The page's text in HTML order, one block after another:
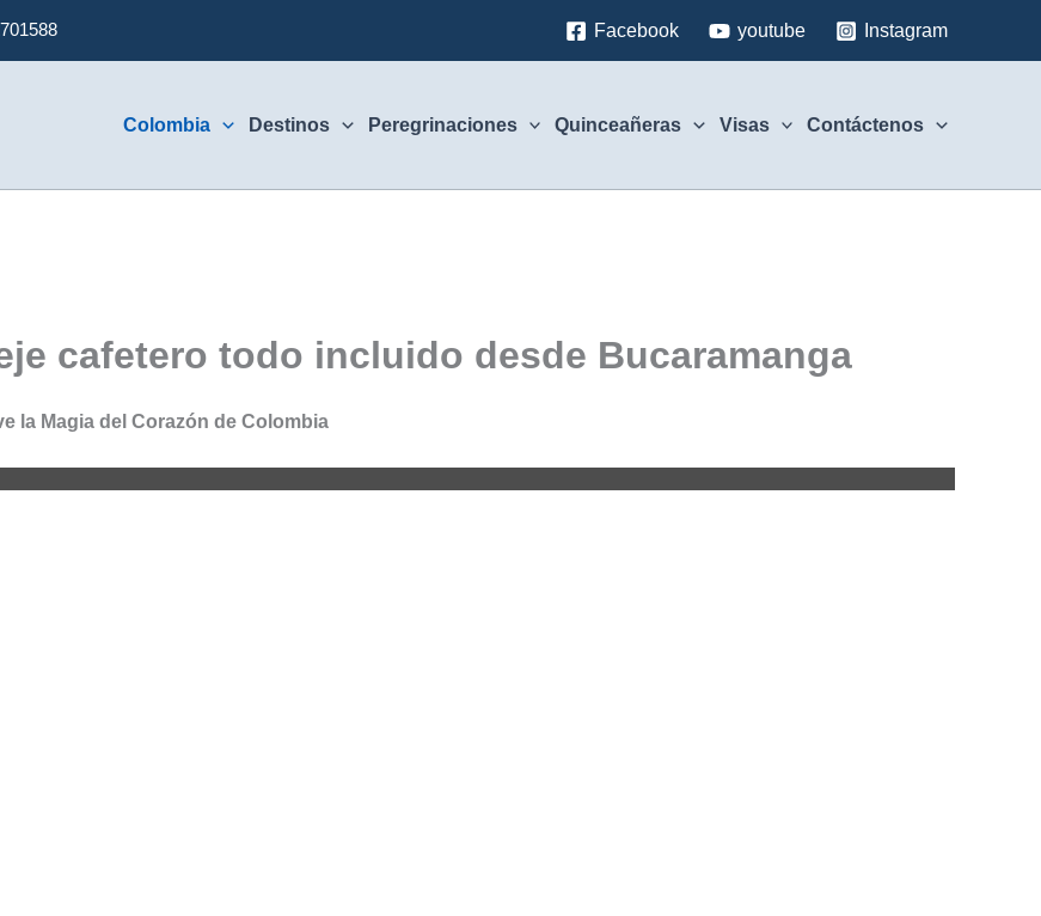
Facebook youtube Instagram
Colombia Destinos Peregrinaciones Quinceañeras Visas Contáctenos
cafetero todo incluido desde Bucaramanga
la Magia del Corazón de Colombia